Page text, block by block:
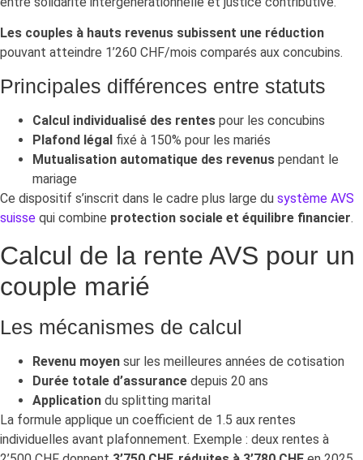
Les couples à hauts revenus subissent une réduction
pouvant atteindre 1’260 CHF/mois comparés aux concubins.
Principales différences entre statuts
Calcul individualisé des rentes pour les concubins
Plafond légal fixé à 150% pour les mariés
Mutualisation automatique des revenus pendant le
mariage
Ce dispositif s’inscrit dans le cadre plus large du système AVS
suisse qui combine protection sociale et équilibre financier.
Calcul de la rente AVS pour un
couple marié
Les mécanismes de calcul
Revenu moyen sur les meilleures années de cotisation
Durée totale d’assurance depuis 20 ans
Application du splitting marital
La formule applique un coefficient de 1.5 aux rentes
individuelles avant plafonnement. Exemple : deux rentes à